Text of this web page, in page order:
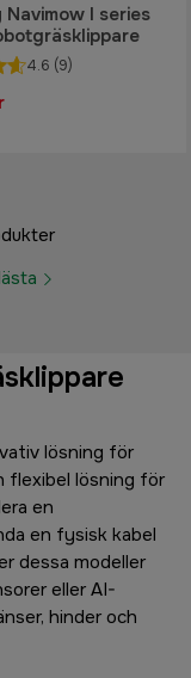
I series
4.6 (9)
lösning för
flexibel lösning för
en
en fysisk kabel
dessa modeller
eller AI-
hinder och